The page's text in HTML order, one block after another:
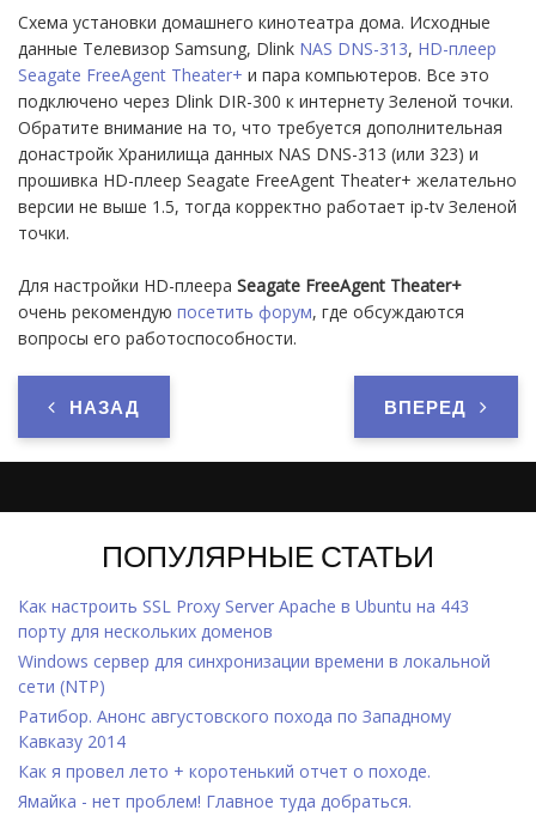
Схема установки домашнего кинотеатра дома. Исходные
данные Телевизор Samsung, Dlink NAS DNS-313, HD-плеер
Seagate FreeAgent Theater+ и пара компьютеров. Все это
подключено через Dlink DIR-300 к интернету Зеленой точки.
Обратите внимание на то, что требуется дополнительная
донастройк Хранилища данных NAS DNS-313 (или 323) и
прошивка HD-плеер Seagate FreeAgent Theater+ желательно
версии не выше 1.5, тогда корректно работает ip-tv Зеленой
точки.
Для настройки HD-плеера Seagate FreeAgent Theater+
очень рекомендую посетить форум, где обсуждаются
вопросы его работоспособности.
НАЗАД ВПЕРЕД
ПОПУЛЯРНЫЕ СТАТЬИ
Как настроить SSL Proxy Server Apache в Ubuntu на 443
порту для нескольких доменов
Windows cервер для синхронизации времени в локальной
сети (NTP)
Ратибор. Анонс августовского похода по Западному
Кавказу 2014
Как я провел лето + коротенький отчет о походе.
Ямайка - нет проблем! Главное туда добраться.